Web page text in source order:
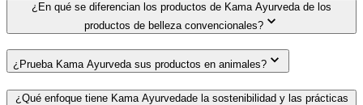
¿En qué se diferencian los productos de Kama Ayurveda de los
productos de belleza convencionales?
¿Prueba Kama Ayurveda sus productos en animales?
¿Qué enfoque tiene Kama Ayurvedade la sostenibilidad y las prácticas